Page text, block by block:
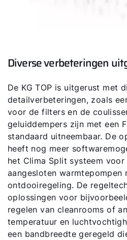
Diverse verbeteringen
De KG TOP is uitgerust met
detailverbeteringen, zoals
voor de filters en de
geluiddempers zijn met een
standaard uitneembaar. De
heeft nog meer
het Clima Split systeem
aangesloten warmtepompen
ontdooiregeling. De
oplossingen voor
regelen van cleanrooms of
temperatuur en
een bandbreedte geregeld